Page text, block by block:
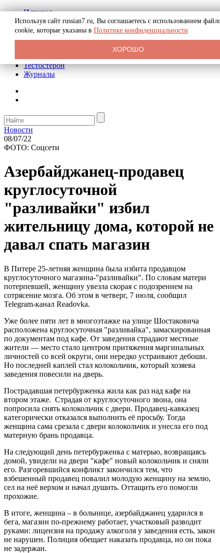
История
Биография
Криминал
Реклама на сайте
Тестостерон
Журналы
Новости
08/07/22
ФОТО: Соцсети
Азербайджанец-продавец
круглосуточной
"разливайки" избил
жительницу дома, которой не
давал спать магазин
В Питере 25-летняя женщина была избита продавцом
круглосуточного магазина-"разливайки". По словам матери
потерпевшей, женщину увезла скорая с подозрением на
сотрясение мозга. Об этом в четверг, 7 июля, сообщил
Telegram-канал Readovka.
Уже более пяти лет в многоэтажке на улице Шостаковича
расположена круглосуточная "разливайка", замаскированная
по документам под кафе. От заведения страдают местные
жители — место стало центром притяжения маргинальных
личностей со всей округи, они нередко устраивают дебоши.
Но последней каплей стал колокольчик, который хозяева
заведения повесили на дверь.
Пострадавшая петербурженка жила как раз над кафе на
втором этаже. Страдая от круглосуточного звона, она
попросила снять колокольчик с двери. Продавец-кавказец
категорически отказался выполнить её просьбу. Тогда
женщина сама срезала с двери колокольчик и унесла его под
матерную брань продавца.
На следующий день петербурженка с матерью, возвращаясь
домой, увидели на двери "кафе" новый колокольчик и сняли
его. Разгоревшийся конфликт закончился тем, что
взбешенный продавец повалил молодую женщину на землю,
сел на неё верхом и начал душить. Оттащить его помогли
прохожие.
В итоге, женщина – в больнице, азербайджанец ударился в
бега, магазин по-прежнему работает, участковый разводит
руками: лицензия на продажу алкоголя у заведения есть, закон
не нарушен. Полиция обещает наказать продавца, но он пока
не задержан.
Используя сайт russian7.ru, Вы соглашаетесь с использованием
cookie, которые указаны в Политике конфиденциальности
ХОРОШО